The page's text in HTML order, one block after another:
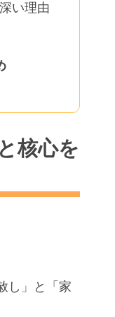
い理由
核心を
し」と「家